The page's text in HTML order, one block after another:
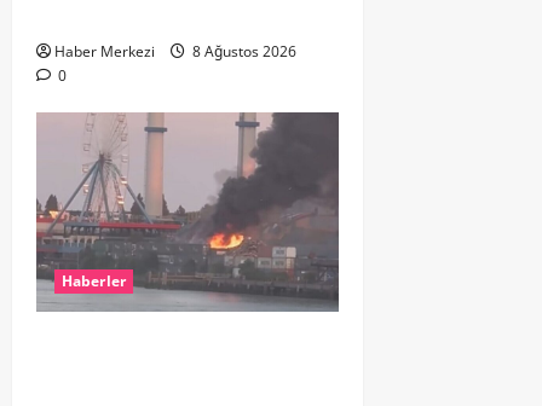
Haber Merkezi
8 Ağustos 2026
0
Haberler